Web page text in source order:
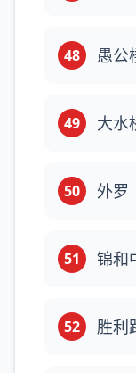
48 愚公
49 大水
50 外罗
51 锦和
52 胜利